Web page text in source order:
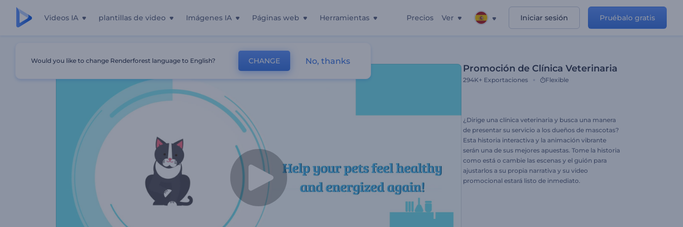
Videos IA plantillas de video Imágenes IA Páginas web Herramientas Precios Ver Iniciar sesión Pruébalo gratis
Promoción de Clínica Veterinaria
294K+ Exportaciones Flexible
¿Dirige una clínica veterinaria y busca una manera
de presentar su servicio a los dueños de mascotas?
Esta historia interactiva y la animación vibrante
serán una de sus mejores apuestas. Tome la historia
como está o cambie las escenas y el guión para
ajustarlos a su propia narrativa y su video
promocional estará listo de inmediato.
Would you like to change Renderforest language to English? CHANGE No, thanks